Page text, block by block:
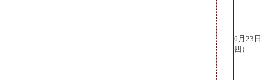
6月23
四）